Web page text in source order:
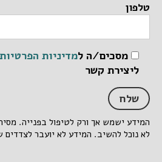
טלפון
מסכים/ה למדיניות הפרטיות
ליצירת קשר
המידע ישמש אך ורק לטיפול בפנייה.
לא נוכל להשיב. המידע לא יועבר לצדדים